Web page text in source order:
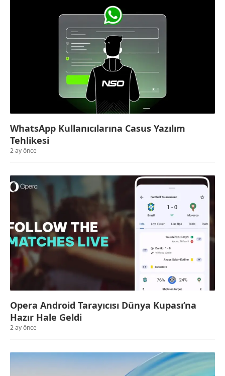
WhatsApp Kullanıcılarına Casus Yazılım
Tehlikesi
2 ay önce
Opera Android Tarayıcısı Dünya Kupası’na
Hazır Hale Geldi
2 ay önce